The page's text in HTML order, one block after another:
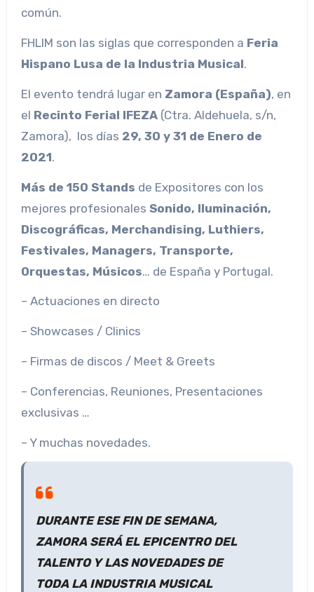
común.
FHLIM son las siglas que corresponden a Feria
Hispano Lusa de la Industria Musical.
El evento tendrá lugar en Zamora (España), en
el Recinto Ferial IFEZA(Ctra. Aldehuela, s/n,
Zamora), los días 29, 30 y 31 de Enero de
2021.
Más de 150 Stands de Expositores con los
mejores profesionales Sonido, Iluminación,
Discográficas, Merchandising, Luthiers,
Festivales, Managers, Transporte,
Orquestas, Músicos… de España y Portugal.
– Actuaciones en directo
– Showcases / Clinics
– Firmas de discos / Meet & Greets
– Conferencias, Reuniones, Presentaciones
exclusivas …
– Y muchas novedades.
DURANTE ESE FIN DE SEMANA,
ZAMORA SERÁ EL EPICENTRO DEL
TALENTO Y LAS NOVEDADES DE
TODA LA INDUSTRIA MUSICAL